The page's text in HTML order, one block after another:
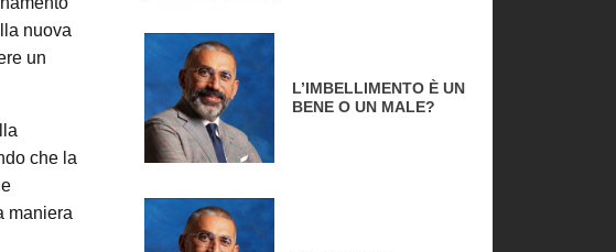
nuova
un
che la
maniera
L’IMBELLIMENTO È UN
BENE O UN MALE?